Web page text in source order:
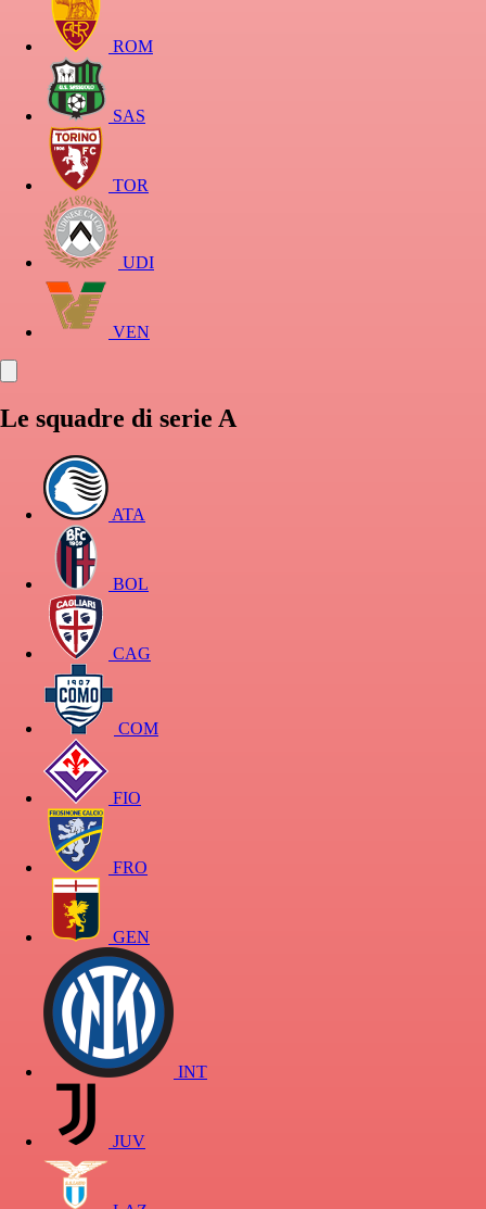
ROM
SAS
TOR
UDI
VEN
Le squadre di serie A
ATA
BOL
CAG
COM
FIO
FRO
GEN
INT
JUV